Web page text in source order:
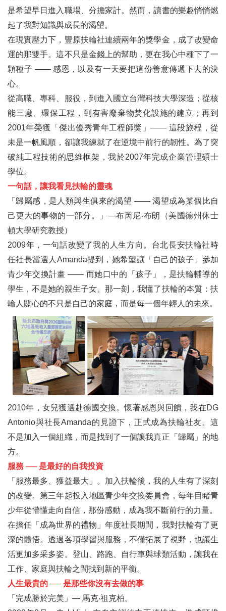
3522地區總監 龍明道DG Auto
財團法人中華扶輪教育基金會歡迎您一起加入「榮譽董事聯誼會」
讓世界看見台灣 ——2026 IGFR扶輪世界盃高爾夫錦標賽即將登場
「旗津地區小學科技教育教室建置計畫」捐贈暨揭牌典禮
偏鄉醫療數位轉型 壯大健保偏鄉遠距醫療設備
五、人物專訪
給孩子一個支點：大成國小如何用三十天翻轉教育
施富川Jackie的扶輪基金會技術專家顧問之旅
三、扶輪作品
畫說扶輪
扶輪特別月(Special Months in Rotary)
吾愛吾社
編輯後記
台灣12地區各扶輪社分布圖
是希望早日進入職場、分擔家計。然而，讀書的樂趣悄悄燃
起了我對知識與成長的渴望。
在現實壓力下，豐原扶輪社連續兩年的獎學金，成了改變命
運的那雙手。這不只是金錢上的幫助，更在我心中種下了一
顆種子 —— 感恩，以及有一天要把這份善意傳遞下去的決
心。
從高職、專科、服役，到進入國立台灣科技大學深造；從核
能三廠、環保工程，到有害廢棄物焚化設施的建立；再到
2001年榮獲「傑出優秀青年工程師獎」—— 這段旅程，從
未是一帆風順，卻讓我練就了在逆境中前行的韌性。為了突
破純工程技術的思維框架，我於2007年完成企業管理碩士
學位。
一句話，讓我看見扶輪的靈魂
「歸屬感，是人類與生俱來的渴望 —— 渴望成為某個比自
己更大的事物的一部分。」—布芮尼‧布朗（美國德州休士
頓大學研究教授）
2009年，一句話改變了我的人生方向。台北長安扶輪社時
任社長當選人Amanda提到，她希望讓「自己的孩子」參加
青少年交換計畫 —— 而她口中的「孩子」，是扶輪輔導的
學生，不是她的親生子女。那一刻，我懂了扶輪的本質：扶
輪人關心的不只是自己的家庭，而是每一個年輕人的未來。
2010年，女兒獲選赴德國交換。懷著感恩與回饋，我在DG
Antonio與社長Amanda的見證下，正式成為扶輪社友。這
不是加入一個組織，而是找到了一個讓我真正「歸屬」的地
方。
服務 ── 是最好的自我投資
「服務最多、獲益最大」。加入扶輪後，我的人生有了深刻
的改變。第三年起投入地區青少年交換委員會，每年目睹青
少年從懵懂走向自信，那份感動，成為我不斷前行的力量。
在擔任「成為世界的禮物」年度社長期間，我對扶輪有了更
深的體悟。透過各項學習與服務，不僅拓展了視野，也讓生
活更加多采多姿。登山、路跑、自行車與球類活動，讓我在
工作、家庭與扶輪之間找到新的平衡。
人生最貴的 ── 是那些你沒有去做的事
「完成勝於完美」— 馬克‧祖克柏。